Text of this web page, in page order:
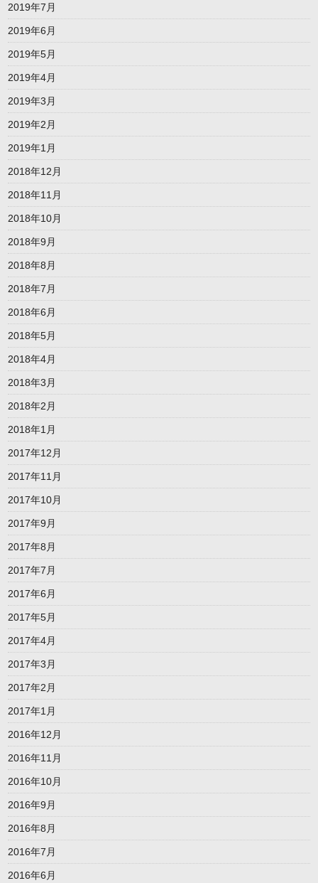
2019年7月
2019年6月
2019年5月
2019年4月
2019年3月
2019年2月
2019年1月
2018年12月
2018年11月
2018年10月
2018年9月
2018年8月
2018年7月
2018年6月
2018年5月
2018年4月
2018年3月
2018年2月
2018年1月
2017年12月
2017年11月
2017年10月
2017年9月
2017年8月
2017年7月
2017年6月
2017年5月
2017年4月
2017年3月
2017年2月
2017年1月
2016年12月
2016年11月
2016年10月
2016年9月
2016年8月
2016年7月
2016年6月